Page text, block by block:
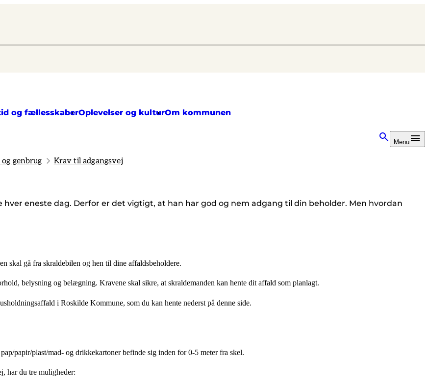
og fællesskaberOplevelser og kulturOm kommunen
Menu
genbrug Krav til adgangsvej
eneste dag. Derfor er det vigtigt, at han har god og nem adgang til din beholder. Men hvordan
skal gå fra skraldebilen og hen til dine affaldsbeholdere.
belysning og belægning. Kravene skal sikre, at skraldemanden kan hente dit affald som planlagt.
i Roskilde Kommune, som du kan hente nederst på denne side.
papir/plast/mad- og drikkekartoner befinde sig inden for 0-5 meter fra skel.
har du tre muligheder: